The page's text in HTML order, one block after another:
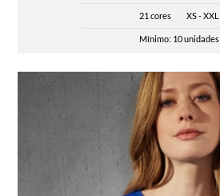
21 cores XS - XXL
Mínimo: 10 unidades